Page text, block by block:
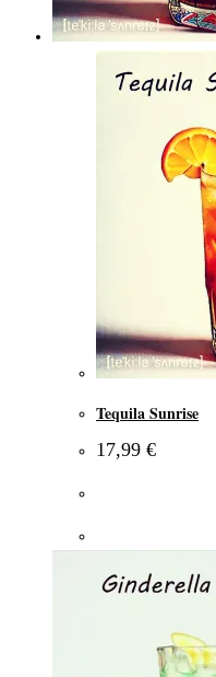
Tequila Sunrise
17,99 €